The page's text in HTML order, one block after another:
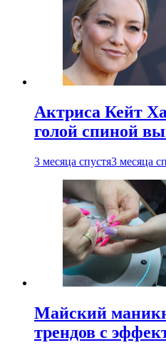
Актриса Кейт
голой спиной
3 месяца спустя3 месяца
Майский
трендов с